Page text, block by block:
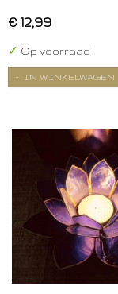
€ 12,99
✓ Op voorraad
IN WINKELWAGEN